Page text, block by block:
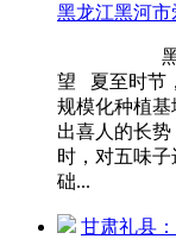
黑龙江黑河
黑龙江黑
望 夏至时节
规模化种植
出喜人的长
时，对五味
础...
甘肃礼县